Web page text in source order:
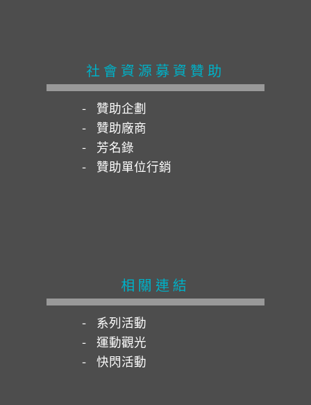
社會資源募資贊助
贊助企劃
贊助廠商
芳名錄
贊助單位行銷
相關連結
系列活動
運動觀光
快閃活動